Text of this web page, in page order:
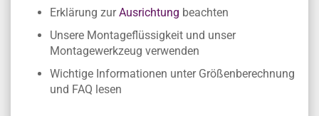
Erklärung zurAusrichtung beachten
Unsere Montageflüssigkeit und unser
Montagewerkzeug verwenden
Wichtige Informationen unter Größenberechnung
und FAQ lesen